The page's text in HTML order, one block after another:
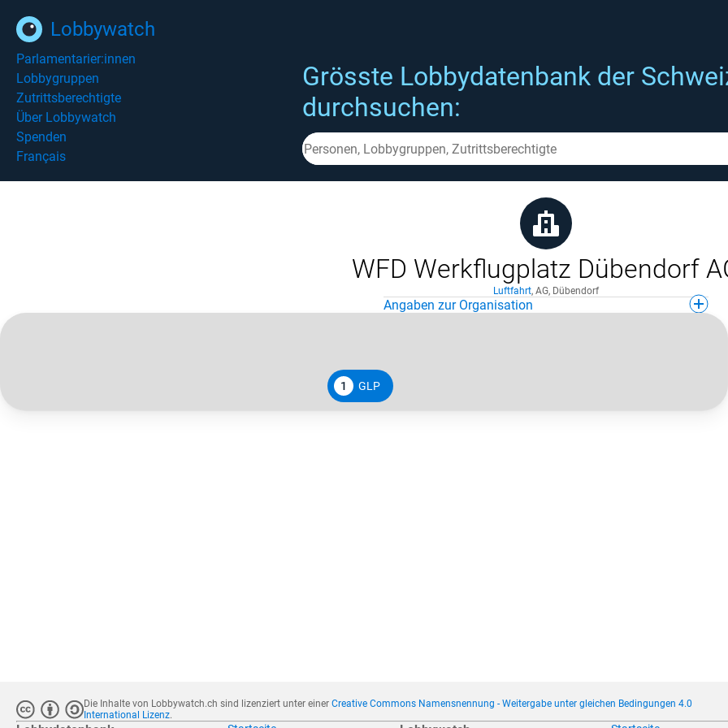
Lobbywatch
Parlamentarier:innen
Lobbygruppen
Zutrittsberechtigte
Über Lobbywatch
Spenden
Français
Grösste Lobbydatenbank der
durchsuchen:
WFD Werkflugplatz Dübendorf
Luftfahrt, AG, Dübendorf
Angaben zur Organisation
1 GLP
Die Inhalte von Lobbywatch.ch sind lizenziert unter einerCreative Commons Namensnennung - Weitergabe unter gleichen Bedingungen 4.0
International Lizenz.